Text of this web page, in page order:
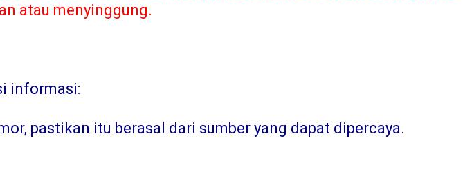
atau menyinggung.
informasi:
pastikan itu berasal dari sumber yang dapat dipercaya.